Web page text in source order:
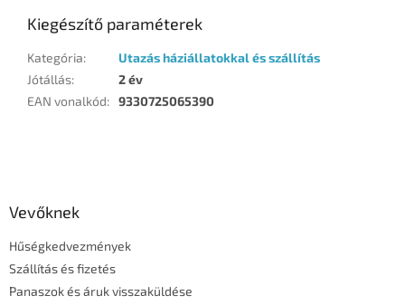
Kiegészítő paraméterek
Kategória:
Utazás háziállatokkal és szállítás
Jótállás:
2 év
EAN vonalkód: 9330725065390
Vevőknek
Hűségkedvezmények
Szállítás és fizetés
Panaszok és áruk visszaküldése